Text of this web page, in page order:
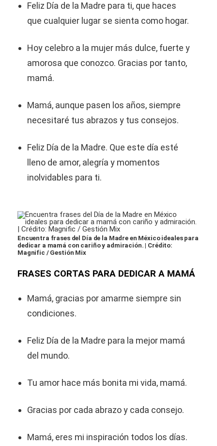
Feliz Día de la Madre para ti, que haces
que cualquier lugar se sienta como hogar.
Hoy celebro a la mujer más dulce, fuerte y
amorosa que conozco. Gracias por tanto,
mamá.
Mamá, aunque pasen los años, siempre
necesitaré tus abrazos y tus consejos.
Feliz Día de la Madre. Que este día esté
lleno de amor, alegría y momentos
inolvidables para ti.
Encuentra frases del Día de la Madre en México ideales para
dedicar a mamá con cariño y admiración. | Crédito:
Magnific / Gestión Mix
FRASES CORTAS PARA DEDICAR A MAMÁ
Mamá, gracias por amarme siempre sin
condiciones.
Feliz Día de la Madre para la mejor mamá
del mundo.
Tu amor hace más bonita mi vida, mamá.
Gracias por cada abrazo y cada consejo.
Mamá, eres mi inspiración todos los días.